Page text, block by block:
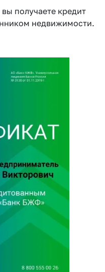
получаете кредит
недвижимости.